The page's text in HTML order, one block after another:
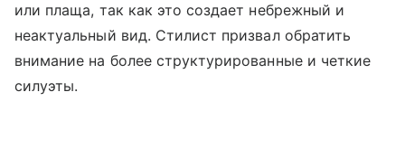
или плаща, так как это создает небрежный и
неактуальный вид. Стилист призвал обратить
внимание на более структурированные и четкие
силуэты.